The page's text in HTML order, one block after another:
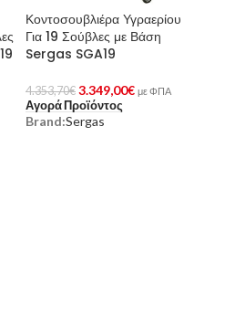
Κοντοσουβλιέρα Υγραερίου
Για 19 Σούβλες με Βάση
Sergas SGA19
4.353,70€ 3.349,00€ με ΦΠΑ
Αγορά Προϊόντος
Brand:Sergas